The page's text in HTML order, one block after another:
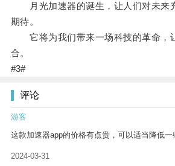
月光加速器的诞生，让人们对未来
期待。
它将为我们带来一场科技的革命，
合。
#3#
评论
游客
这款加速器app的价格有点贵，可以适当降低一
2024-03-31